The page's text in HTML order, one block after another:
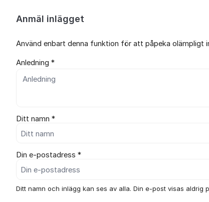
Anmäl inlägget
Använd enbart denna funktion för att påpeka
Anledning *
Ditt namn *
Din e-postadress *
Ditt namn och inlägg kan ses av alla. Din e-post visas aldrig